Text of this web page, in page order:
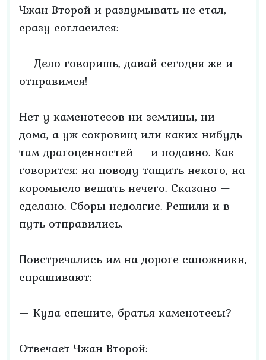
Чжан Второй и раздумывать не стал,
сразу согласился:
— Дело говоришь, давай сегодня же и
отправимся!
Нет у каменотесов ни землицы, ни
дома, а уж сокровищ или каких-нибудь
там драгоценностей — и подавно. Как
говорится: на поводу тащить некого, на
коромысло вешать нечего. Сказано —
сделано. Сборы недолгие. Решили и в
путь отправились.
Повстречались им на дороге сапожники,
спрашивают:
— Куда спешите, братья каменотесы?
Отвечает Чжан Второй: